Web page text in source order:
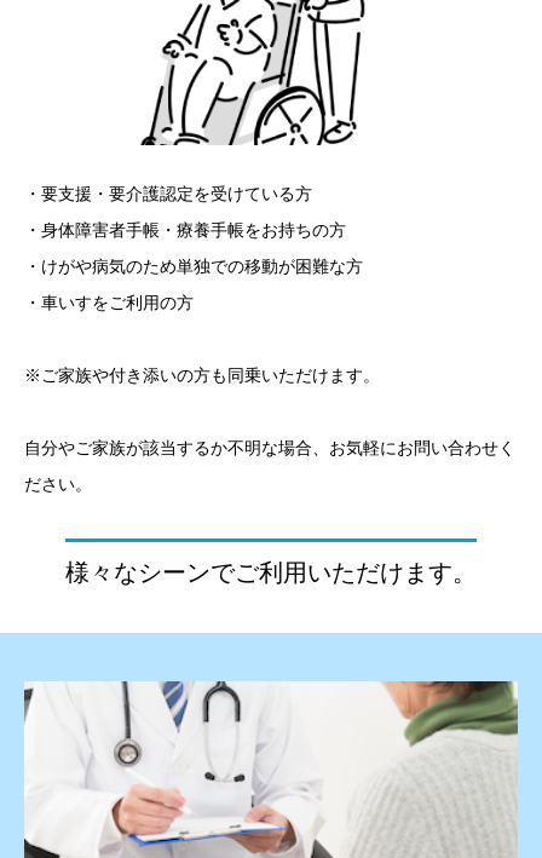
・要支援・要介護認定を受けている方
・身体障害者手帳・療養手帳をお持ちの方
・けがや病気のため単独での移動が困難な方
・車いすをご利用の方
※ご家族や付き添いの方も同乗いただけます。
自分やご家族が該当するか不明な場合、お気軽にお問い合わせく
ださい。
様々なシーンでご利用いただけます。